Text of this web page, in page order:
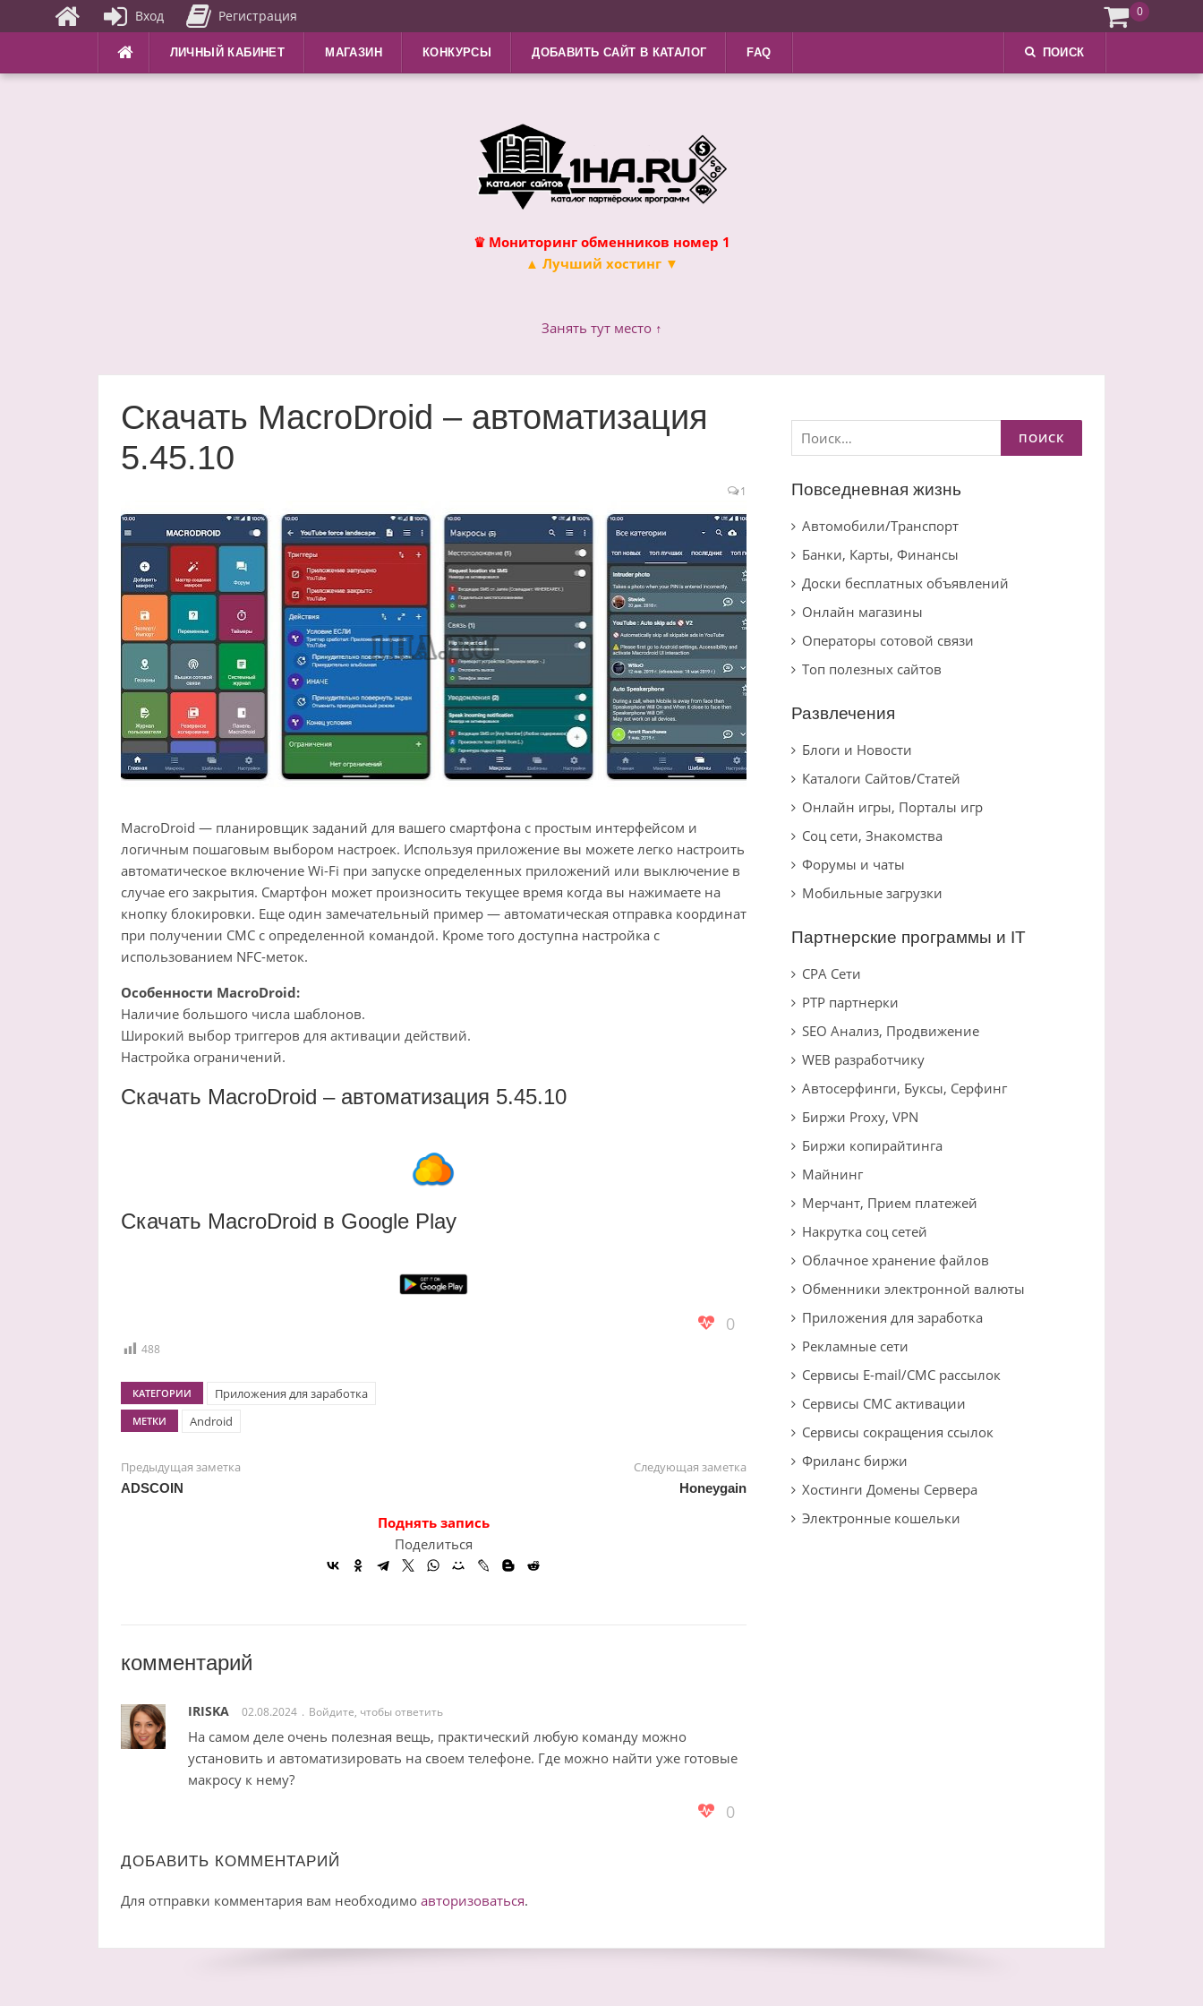
ЛИЧНЫЙ КАБИНЕТ МАГАЗИН КОНКУРСЫ ДОБАВИТЬ САЙТ В КАТАЛОГ FAQ ПОИСК
♛ Мониторинг обменников номер 1
▲ Лучший хостинг ▼
Занять тут место ↑
Скачать MacroDroid – автоматизация
5.45.10
1
MacroDroid — планировщик заданий для вашего смартфона с простым интерфейсом и
логичным пошаговым выбором настроек. Используя приложение вы можете легко настроить
автоматическое включение Wi-Fi при запуске определенных приложений или выключение в
случае его закрытия. Смартфон может произносить текущее время когда вы нажимаете на
кнопку блокировки. Еще один замечательный пример — автоматическая отправка координат
при получении СМС с определенной командой. Кроме того доступна настройка с
использованием NFC-меток.
Особенности MacroDroid:
Наличие большого числа шаблонов.
Широкий выбор триггеров для активации действий.
Настройка ограничений.
Скачать MacroDroid – автоматизация 5.45.10
Скачать MacroDroid в Google Play
0
488
КАТЕГОРИИ Приложения для заработка
МЕТКИ Android
Предыдущая заметка
ADSCOIN
Следующая заметка
Honeygain
Поднять запись
Поделиться
комментарий
IRISKA 02.08.2024 Войдите, чтобы ответить
На самом деле очень полезная вещь, практический любую команду можно
установить и автоматизировать на своем телефоне. Где можно найти уже готовые
макросу к нему?
0
ДОБАВИТЬ КОММЕНТАРИЙ
Для отправки комментария вам необходимо авторизоваться.
Найти:
Повседневная жизнь
Автомобили/Транспорт
Банки, Карты, Финансы
Доски бесплатных объявлений
Онлайн магазины
Операторы сотовой связи
Топ полезных сайтов
Развлечения
Блоги и Новости
Каталоги Сайтов/Статей
Онлайн игры, Порталы игр
Соц сети, Знакомства
Форумы и чаты
Мобильные загрузки
Партнерские программы и IT
CPA Сети
PTP партнерки
SEO Анализ, Продвижение
WEB разработчику
Автосерфинги, Буксы, Серфинг
Биржи Proxy, VPN
Биржи копирайтинга
Майнинг
Мерчант, Прием платежей
Накрутка соц сетей
Облачное хранение файлов
Обменники электронной валюты
Приложения для заработка
Рекламные сети
Сервисы E-mail/СМС рассылок
Сервисы СМС активации
Сервисы сокращения ссылок
Фриланс биржи
Хостинги Домены Сервера
Электронные кошельки
Вход Регистрация 0